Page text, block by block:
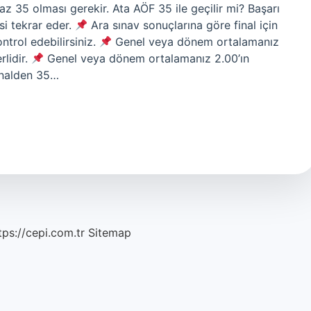
35 olması gerekir. Ata AÖF 35 ile geçilir mi? Başarı
tekrar eder.
Ara sınav sonuçlarına göre final için
edebilirsiniz.
Genel veya dönem ortalamanız
Genel veya dönem ortalamanız 2.00’ın
35…
cepi.com.tr Sitemap